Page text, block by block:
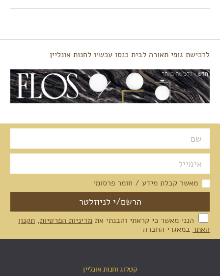
לרכישת גופי תאורה לבית כנסו עכשיו לחנות אונליין
מאשר קבלת מידע / חומר פרסומי
הנני מאשר כי קראתי והבנתי את מדיניות הפרטיות, תקנון
האתר במאגרי החברה
קטלוג וחנות אונליין